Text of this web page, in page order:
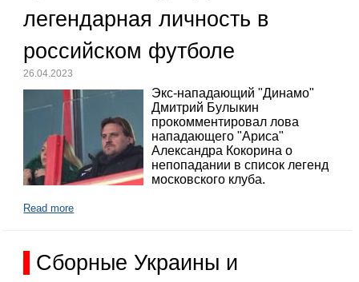
легендарная личность в
российском футболе
26.04.2023
Экс-нападающий "Динамо"
Дмитрий Булыкин
прокомментировал лова
нападающего "Ариса"
Александра Кокорина о
непопадании в список легенд
московского клуба.
Read more
Сборные Украины и